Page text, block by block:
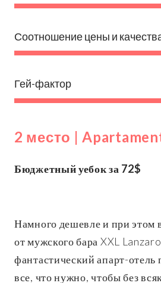
Соотношение цены и
Гей-фактор
2 место |
Бюджетный уебок за 72$
Намного дешевле и при этом
от мужского бара XXL
фантастический апарт-отель
все, что нужно, чтобы без